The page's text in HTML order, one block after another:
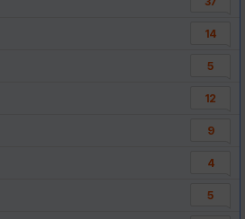
14
5
12
9
4
5